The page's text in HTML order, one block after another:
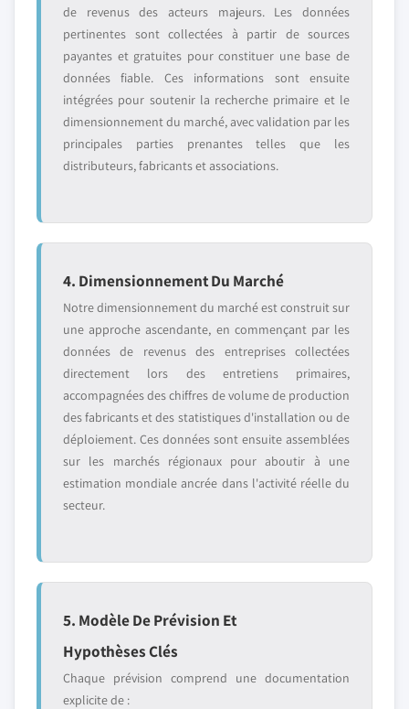
de revenus des acteurs majeurs. Les données
pertinentes sont collectées à partir de sources
payantes et gratuites pour constituer une base de
données fiable. Ces informations sont ensuite
intégrées pour soutenir la recherche primaire et le
dimensionnement du marché, avec validation par les
principales parties prenantes telles que les
distributeurs, fabricants et associations.
4. Dimensionnement Du Marché
Notre dimensionnement du marché est construit sur
une approche ascendante, en commençant par les
données de revenus des entreprises collectées
directement lors des entretiens primaires,
accompagnées des chiffres de volume de production
des fabricants et des statistiques d'installation ou de
déploiement. Ces données sont ensuite assemblées
sur les marchés régionaux pour aboutir à une
estimation mondiale ancrée dans l'activité réelle du
secteur.
5. Modèle De Prévision Et
Hypothèses Clés
Chaque prévision comprend une documentation
explicite de :